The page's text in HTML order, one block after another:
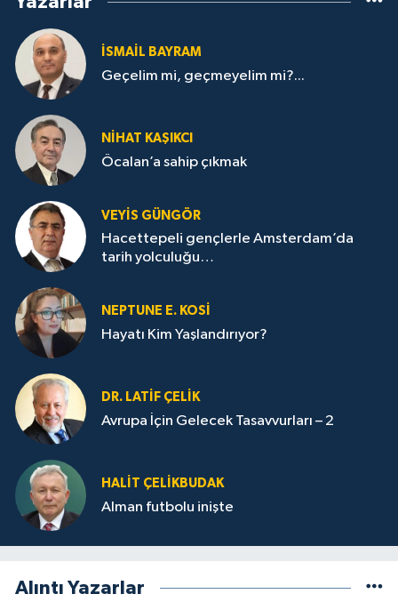
İSMAİL BAYRAM
Geçelim mi, geçmeyelim mi?...
NİHAT KAŞIKCI
Öcalan’a sahip çıkmak
VEYIS GÜNGÖR
Hacettepeli gençlerle Amsterdam’da
tarih yolculuğu…
NEPTUNE E. KOSİ
Hayatı Kim Yaşlandırıyor?
DR. LATİF ÇELİK
Avrupa İçin Gelecek Tasavvurları – 2
HALIT ÇELİKBUDAK
Alman futbolu inişte
Alıntı Yazarlar